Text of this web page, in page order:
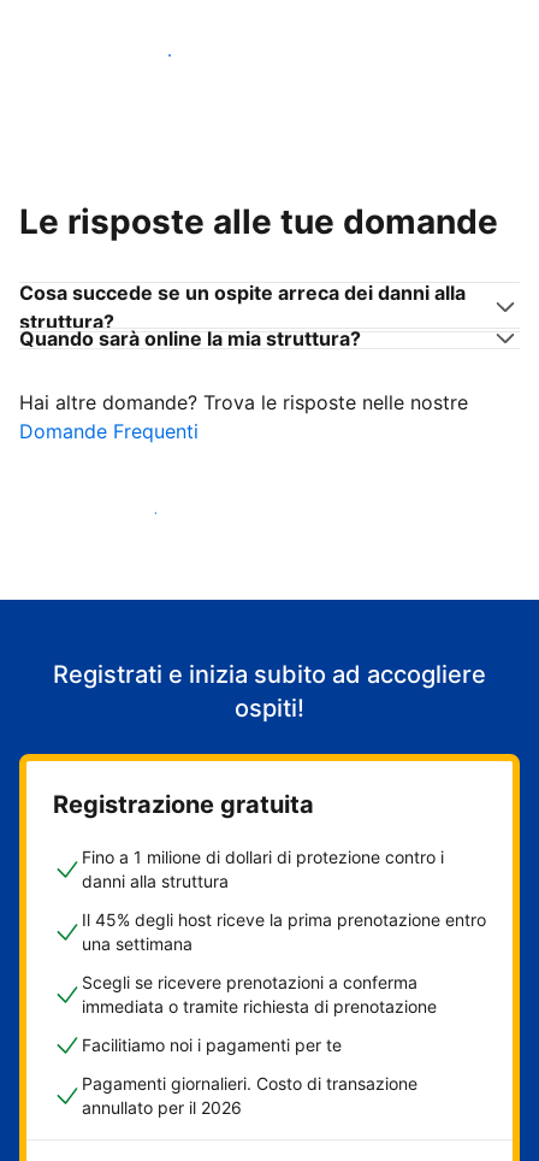
Unisciti ad altri host come te
Le risposte alle tue domande
Cosa succede se un ospite arreca dei danni alla
struttura?
Quando sarà online la mia struttura?
Hai altre domande? Trova le risposte nelle nostre
Domande Frequenti
Inizia ad accogliere ospiti
Registrati e inizia subito ad accogliere
ospiti!
Registrazione gratuita
Fino a 1 milione di dollari di protezione contro i
danni alla struttura
Il 45% degli host riceve la prima prenotazione entro
una settimana
Scegli se ricevere prenotazioni a conferma
immediata o tramite richiesta di prenotazione
Facilitiamo noi i pagamenti per te
Pagamenti giornalieri. Costo di transazione
annullato per il 2026